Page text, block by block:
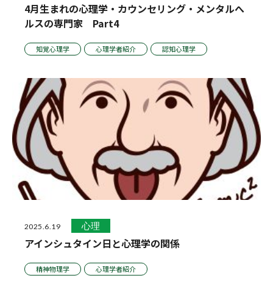
4月生まれの心理学・カウンセリング・メンタルへ
ルスの専門家 Part4
知覚心理学 心理学者紹介 認知心理学
2025.6.19 心理
アインシュタイン日と心理学の関係
精神物理学 心理学者紹介